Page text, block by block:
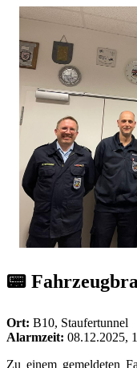
📟
Ort: B10, Staufertunnel
Alarmzeit: 08.12.2025,
Zu einem gemeldeten